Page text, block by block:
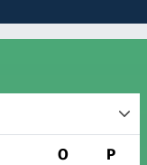
O P